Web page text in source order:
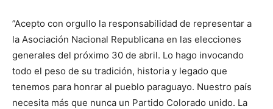
”Acepto con orgullo la responsabilidad de representar a
la Asociación Nacional Republicana en las elecciones
generales del próximo 30 de abril. Lo hago invocando
todo el peso de su tradición, historia y legado que
tenemos para honrar al pueblo paraguayo. Nuestro país
necesita más que nunca un Partido Colorado unido. La